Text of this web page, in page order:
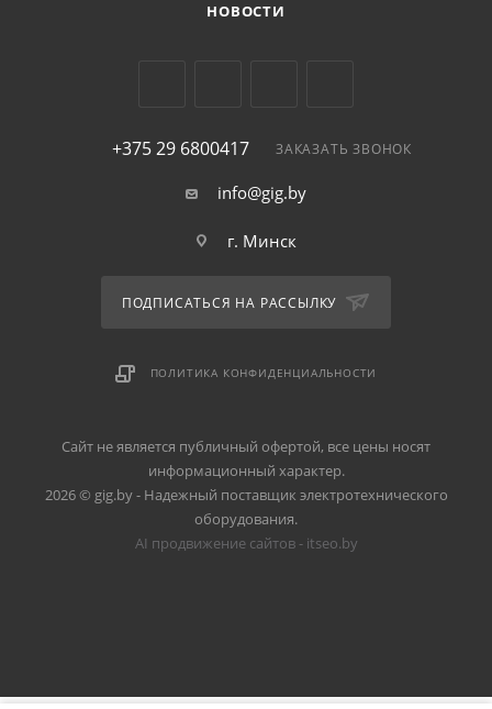
НОВОСТИ
+375 29 6800417 ЗАКАЗАТЬ ЗВОНОК
info@gig.by
г. Минск
ПОДПИСАТЬСЯ НА РАССЫЛКУ
ПОЛИТИКА КОНФИДЕНЦИАЛЬНОСТИ
Сайт не является публичный офертой, все цены носят
информационный характер.
2026 © gig.by - Надежный поставщик электротехнического
оборудования.
AI продвижение сайтов - itseo.by